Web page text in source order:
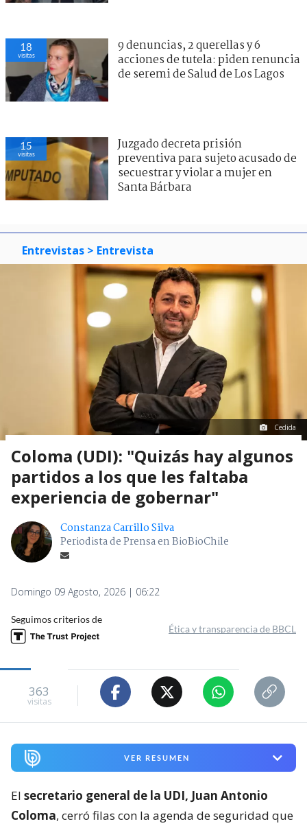
18
visitas
9 denuncias, 2 querellas y 6
acciones de tutela: piden renuncia
de seremi de Salud de Los Lagos
15
visitas
Juzgado decreta prisión
preventiva para sujeto acusado de
secuestrar y violar a mujer en
Santa Bárbara
Entrevistas > Entrevista
Cedida
Coloma (UDI): "Quizás hay algunos
partidos a los que les faltaba
experiencia de gobernar"
Constanza Carrillo Silva
Periodista de Prensa en BioBioChile
Domingo 09 Agosto, 2026 | 06:22
Seguimos criterios de
Ética y transparencia de BBCL
363
visitas
VER RESUMEN
El secretario general de la UDI, Juan Antonio
Coloma, cerró filas con la agenda de seguridad que